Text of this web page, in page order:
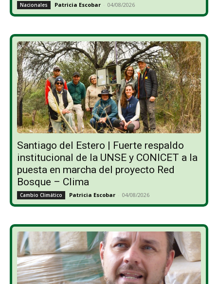
Nacionales Patricia Escobar - 04/08/2026
Santiago del Estero | Fuerte respaldo
institucional de la UNSE y CONICET a la
puesta en marcha del proyecto Red
Bosque – Clima
Cambio Climático Patricia Escobar - 04/08/2026